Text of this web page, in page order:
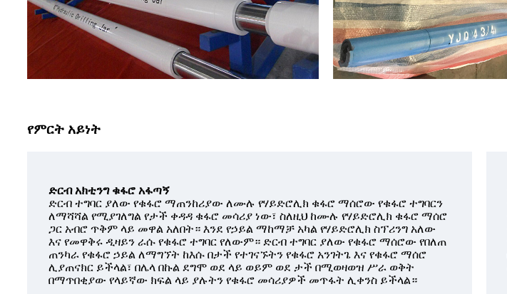
የምርት አይነት
ድርብ አክቲንግ ቁፋሮ አፋጣኝ
ድርብ ተግባር ያለው የቁፋሮ ማጠንከሪያው ለሙሉ የሃይድሮሊክ ቁፋሮ ማሰሮው የቁፋሮ ተግባርን
ለማሻሻል የሚያገለግል የታች ቀዳዳ ቁፋሮ መሳሪያ ነው፣ ስለዚህ ከሙሉ የሃይድሮሊክ ቁፋሮ ማሰሮ
ጋር አብሮ ጥቅም ላይ መዋል አለበት። እንደ የኃይል ማከማቻ አካል የሃይድሮሊክ ስፕሪንግ አለው
እና የመዋቅሩ ዲዛይን ራሱ የቁፋሮ ተግባር የለውም። ድርብ ተግባር ያለው የቁፋሮ ማሰሮው የበለጠ
ጠንካራ የቁፋሮ ኃይል ለማግኘት ከእሱ በታች የተገናኙትን የቁፋሮ አንገትጌ እና የቁፋሮ ማሰሮ
ሊያጠናክር ይችላል፣ በሌላ በኩል ደግሞ ወደ ላይ ወይም ወደ ታች በሚወዛወዝ ሥራ ወቅት
በማጥበቂያው የላይኛው ክፍል ላይ ያሉትን የቁፋሮ መሳሪያዎች መጥፋት ሊቀንስ ይችላል።